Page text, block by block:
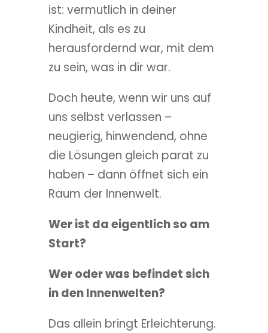
ist: vermutlich in deiner
Kindheit, als es zu
herausfordernd war, mit dem
zu sein, was in dir war.
Doch heute, wenn wir uns auf
uns selbst verlassen –
neugierig, hinwendend, ohne
die Lösungen gleich parat zu
haben – dann öffnet sich ein
Raum der Innenwelt.
Wer ist da eigentlich so am
Start?
Wer oder was befindet sich
in den Innenwelten?
Das allein bringt Erleichterung.